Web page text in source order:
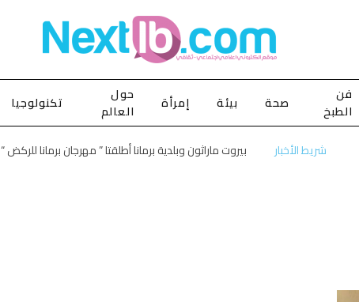
فن
الطبخ
صحة بيئة إمرأة
حول
العالم
تكنولوجيا
شريط الأخبار بيروت ماراثون وبلدية برمانا أطلقتا ” مهرجان برمانا للركض “